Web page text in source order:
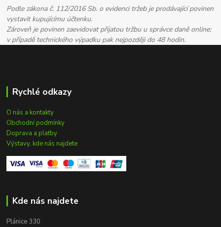
Podle zákona č. 112/2016 Sb. o evidenci tržeb je prodávající povinen
vystavit kupujícímu účtenku.
Zároveň je povinen zaevidovat přijatou tržbu u správce daně online;
v případě technického výpadku pak nejpozději do 48 hodin.
Rychlé odkazy
O nás a kontakty
Obchodní podmínky
Doprava a platby
Výstavy, kde nás najdete
Kde nás najdete
Plánice 330